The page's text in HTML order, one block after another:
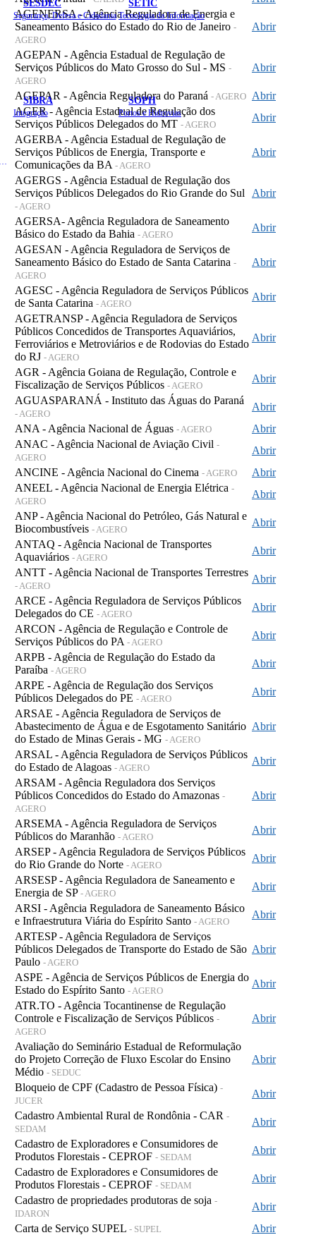
SESDEC
Segurança, Defesa e Cidadania
SETIC
Tecnologia da Informação
SIBRA
Integração
SOPH
Portos e Hidrovias
AGENERSA - Agência Reguladora de Energia e
Saneamento Básico do Estado do Rio de Janeiro -
AGERO
Abrir
AGEPAN - Agência Estadual de Regulação de
Serviços Públicos do Mato Grosso do Sul - MS -
AGERO
Abrir
AGEPAR - Agência Reguladora do Paraná - AGERO Abrir
AGER - Agência Estadual de Regulação dos
Serviços Públicos Delegados do MT - AGERO
Abrir
AGERBA - Agência Estadual de Regulação de
Serviços Públicos de Energia, Transporte e
Comunicações da BA - AGERO
Abrir
AGERGS - Agência Estadual de Regulação dos
Serviços Públicos Delegados do Rio Grande do Sul
- AGERO
Abrir
AGERSA- Agência Reguladora de Saneamento
Básico do Estado da Bahia - AGERO
Abrir
AGESAN - Agência Reguladora de Serviços de
Saneamento Básico do Estado de Santa Catarina -
AGERO
Abrir
AGESC - Agência Reguladora de Serviços Públicos
de Santa Catarina - AGERO
Abrir
AGETRANSP - Agência Reguladora de Serviços
Públicos Concedidos de Transportes Aquaviários,
Ferroviários e Metroviários e de Rodovias do Estado
do RJ - AGERO
Abrir
AGR - Agência Goiana de Regulação, Controle e
Fiscalização de Serviços Públicos - AGERO
Abrir
AGUASPARANÁ - Instituto das Águas do Paraná
- AGERO
Abrir
ANA - Agência Nacional de Águas - AGERO
Abrir
ANAC - Agência Nacional de Aviação Civil -
AGERO
Abrir
ANCINE - Agência Nacional do Cinema - AGERO
Abrir
ANEEL - Agência Nacional de Energia Elétrica -
AGERO
Abrir
ANP - Agência Nacional do Petróleo, Gás Natural e
Biocombustíveis - AGERO
Abrir
ANTAQ - Agência Nacional de Transportes
Aquaviários - AGERO
Abrir
ANTT - Agência Nacional de Transportes Terrestres
- AGERO
Abrir
ARCE - Agência Reguladora de Serviços Públicos
Delegados do CE - AGERO
Abrir
ARCON - Agência de Regulação e Controle de
Serviços Públicos do PA - AGERO
Abrir
ARPB - Agência de Regulação do Estado da
Paraíba - AGERO
Abrir
ARPE - Agência de Regulação dos Serviços
Públicos Delegados do PE - AGERO
Abrir
ARSAE - Agência Reguladora de Serviços de
Abastecimento de Água e de Esgotamento Sanitário
do Estado de Minas Gerais - MG - AGERO
Abrir
ARSAL - Agência Reguladora de Serviços Públicos
do Estado de Alagoas - AGERO
Abrir
ARSAM - Agência Reguladora dos Serviços
Públicos Concedidos do Estado do Amazonas -
AGERO
Abrir
ARSEMA - Agência Reguladora de Serviços
Públicos do Maranhão - AGERO
Abrir
ARSEP - Agência Reguladora de Serviços Públicos
do Rio Grande do Norte - AGERO
Abrir
ARSESP - Agência Reguladora de Saneamento e
Energia de SP - AGERO
Abrir
ARSI - Agência Reguladora de Saneamento Básico
e Infraestrutura Viária do Espírito Santo - AGERO
Abrir
ARTESP - Agência Reguladora de Serviços
Públicos Delegados de Transporte do Estado de São
Paulo - AGERO
Abrir
ASPE - Agência de Serviços Públicos de Energia do
Estado do Espírito Santo - AGERO
Abrir
ATR.TO - Agência Tocantinense de Regulação
Controle e Fiscalização de Serviços Públicos -
AGERO
Abrir
Avaliação do Seminário Estadual de Reformulação
do Projeto Correção de Fluxo Escolar do Ensino
Médio - SEDUC
Abrir
Bloqueio de CPF (Cadastro de Pessoa Física) -
JUCER
Abrir
Cadastro Ambiental Rural de Rondônia - CAR -
SEDAM
Abrir
Cadastro de Exploradores e Consumidores de
Produtos Florestais - CEPROF - SEDAM
Abrir
Cadastro de Exploradores e Consumidores de
Produtos Florestais - CEPROF - SEDAM
Abrir
Cadastro de propriedades produtoras de soja -
IDARON
Abrir
Carta de Serviço SUPEL - SUPEL
Abrir